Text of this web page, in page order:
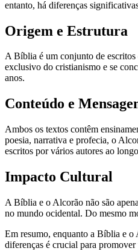
entanto, há diferenças
Origem e Estrutura
A Bíblia é um conjunto de
exclusivo do cristianismo e se
anos.
Conteúdo e
Ambos os textos contêm
poesia, narrativa e profecia, o
escritos por vários autores ao
Impacto Cultural
A Bíblia e o Alcorão não são
no mundo ocidental. Do mesmo
Em resumo, enquanto a Bíblia e o
diferenças é crucial para